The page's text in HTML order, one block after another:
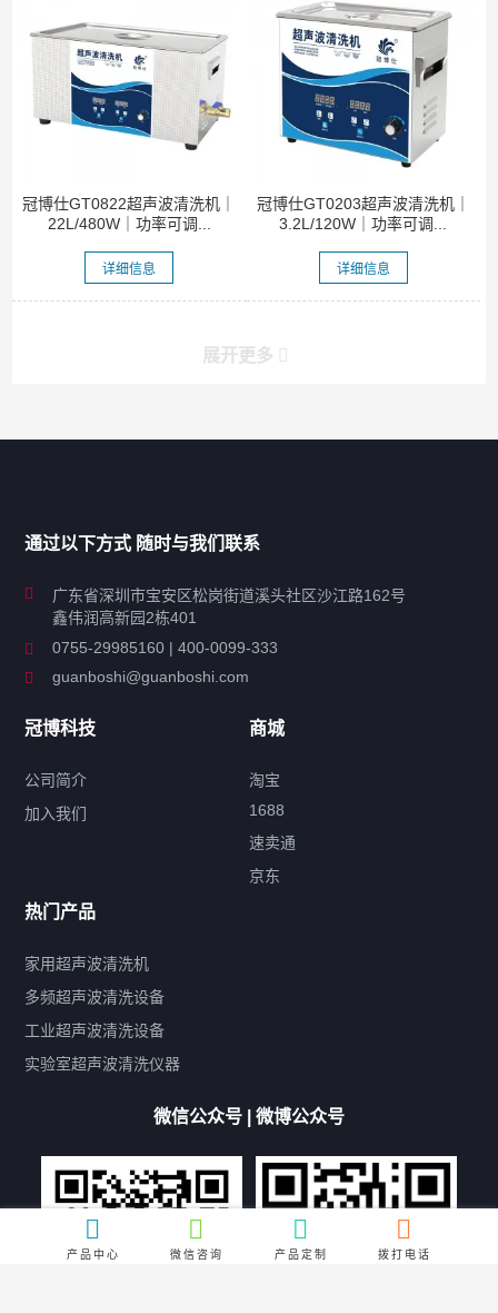
冠博仕GT0822超声波清洗机｜
22L/480W｜功率可调...
详细信息
冠博仕GT0203超声波清洗机｜
3.2L/120W｜功率可调...
详细信息
展开更多
工业超声波清洗设备
特种超声波洗净产品
超声波配件
产品标签
鼓泡 升降 抛动
带加热
功率可调
双波脱气
机械旋钮系列
厨具清洗机
超声波振板
高尔夫球杆清洗机
大型单槽带过滤系列
全自动/半自动系列
客户定制非标机参考
双槽三槽四槽五槽多槽系列
轮胎清洗机
扫频
通过以下方式 随时与我们联系
广东省深圳市宝安区松岗街道溪头社区沙江路162号
鑫伟润高新园2栋401
0755-29985160 | 400-0099-333
guanboshi@guanboshi.com
冠博科技
公司简介
加入我们
商城
淘宝
1688
速卖通
京东
热门产品
家用超声波清洗机
多频超声波清洗设备
工业超声波清洗设备
实验室超声波清洗仪器
微信公众号 | 微博公众号
产品中心 微信咨询 产品定制 拨打电话